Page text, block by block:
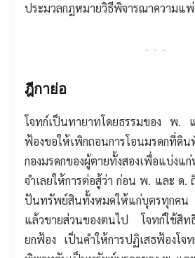
ประมวลกฎหมายวิธีพิจารณาความแพ่
---
ฎีกาย่อ
โจทก์เป็นทายาทโดยธรรมของ พ.
ฟ้องขอให้เพิกถอนการโอนมรดกที่ดิ
กองมรดกของผู้ตายทั้งสองเพื่อแบ่งแ
จำเลยให้การต่อสู้ว่า ก่อน พ. และ ด.
ปันทรัพย์สินทั้งหมดให้แก่บุตรทุกคน
แล้วขายส่วนของตนไป โจทก์ใช้สิ
ยกฟ้อง เป็นคำให้การปฏิเสธฟ้องโจ